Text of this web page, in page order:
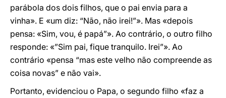
parábola dos dois filhos, que o pai envia para a
vinha». E «um diz: “Não, não irei!”». Mas «depois
pensa: «Sim, vou, é papá”». Ao contrário, o outro filho
responde: «”Sim pai, fique tranquilo. Irei”». Ao
contrário «pensa “mas este velho não compreende as
coisa novas” e não vai».
Portanto, evidenciou o Papa, o segundo filho «faz a